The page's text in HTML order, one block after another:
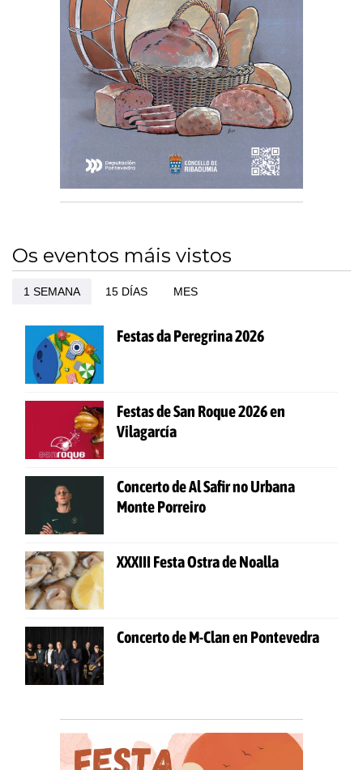
Os eventos máis vistos
1 SEMANA 15 DÍAS MES
Festas da Peregrina 2026
Festas de San Roque 2026 en
Vilagarcía
Concerto de Al Safir no Urbana
Monte Porreiro
XXXIII Festa Ostra de Noalla
Concerto de M-Clan en Pontevedra